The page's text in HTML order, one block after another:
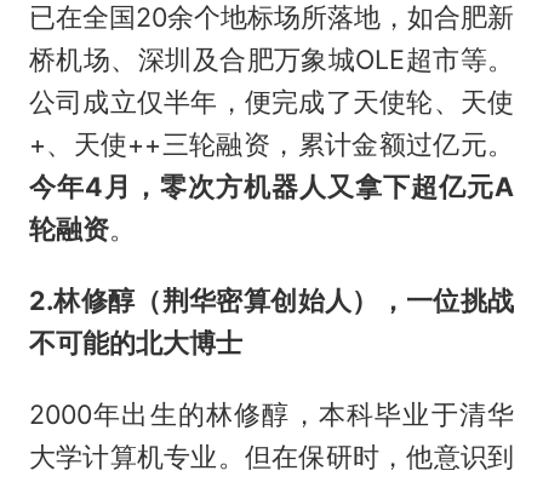
已在全国20余个地标场所落地，如合肥新
桥机场、深圳及合肥万象城OLE超市等。
公司成立仅半年，便完成了天使轮、天使
+、天使++三轮融资，累计金额过亿元。
今年4月，零次方机器人又拿下超亿元A
轮融资。
2.林修醇（荆华密算创始人），一位挑战
不可能的北大博士
2000年出生的林修醇，本科毕业于清华
大学计算机专业。但在保研时，他意识到